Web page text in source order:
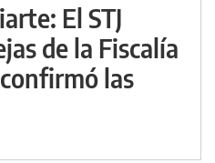
El STJ
de la Fiscalía
las